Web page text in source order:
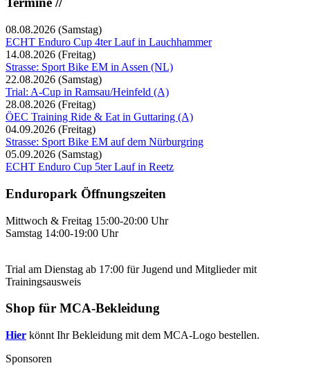
08.08.2026 (Samstag)
ECHT Enduro Cup 4ter Lauf in Lauchhammer
14.08.2026 (Freitag)
Strasse: Sport Bike EM in Assen (NL)
22.08.2026 (Samstag)
Trial: A-Cup in Ramsau/Heinfeld (A)
28.08.2026 (Freitag)
ÖEC Training Ride & Eat in Guttaring (A)
04.09.2026 (Freitag)
Strasse: Sport Bike EM auf dem Nürburgring
05.09.2026 (Samstag)
ECHT Enduro Cup 5ter Lauf in Reetz
Enduropark Öffnungszeiten
Mittwoch & Freitag 15:00-20:00 Uhr
Samstag 14:00-19:00 Uhr
Trial am Dienstag ab 17:00 für Jugend und Mitglieder mit
Trainingsausweis
Shop für MCA-Bekleidung
Hier könnt Ihr Bekleidung mit dem MCA-Logo bestellen.
Sponsoren